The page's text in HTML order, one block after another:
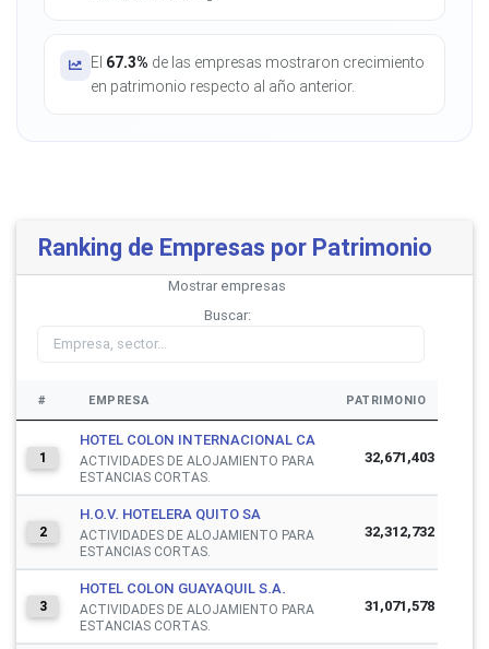
El 67.3% de las empresas mostraron crecimiento
en patrimonio respecto al año anterior.
Ranking de Empresas por Patrimonio
Mostrar empresas
Buscar:
# EMPRESA PATRIMONIO
1
HOTEL COLON INTERNACIONAL CA
ACTIVIDADES DE ALOJAMIENTO PARA
ESTANCIAS CORTAS.
32,671,403
2
H.O.V. HOTELERA QUITO SA
ACTIVIDADES DE ALOJAMIENTO PARA
ESTANCIAS CORTAS.
32,312,732
3
HOTEL COLON GUAYAQUIL S.A.
ACTIVIDADES DE ALOJAMIENTO PARA
ESTANCIAS CORTAS.
31,071,578